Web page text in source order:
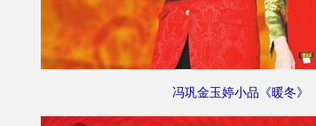
冯巩金玉婷小品《暖冬》